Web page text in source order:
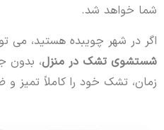
شما خواهد شد.
اگر در شهر چویبده هستید، می
شستشوی تشک در منزل، بدون
زمان، تشک خود را کاملاً تمیز و